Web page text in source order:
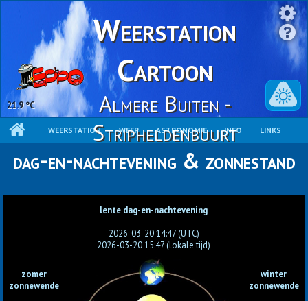
21.9 °C
Weerstation
Cartoon
Almere Buiten -
Stripheldenbuurt
WEERSTATION WEER ASTRONOMIE INFO LINKS
dag-en-nachtevening & zonnestand
lente dag-en-nachtevening
2026-03-20 14:47 (UTC)
2026-03-20 15:47 (lokale tijd)
zomer
zonnewende
winter
zonnewende